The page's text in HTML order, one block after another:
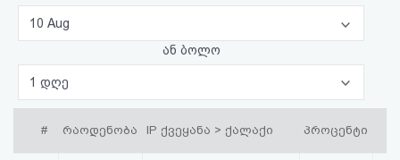
რეგისტრაცია
პაროლის
აღდგენა
HTML
10 Aug
ან ბოლო
1 დღე
# რაოდენობა IP ქვეყანა > ქალაქი პროცენტი